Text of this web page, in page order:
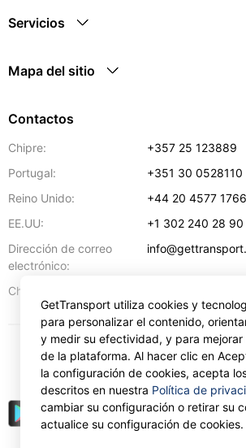
Servicios
Mapa del sitio
Contactos
Chipre:
+357 25 123889
Portugal:
+351 30 0528110
Reino Unido:
+44 20 4577 1766
EE.UU:
+1 302 240 28 90
Dirección de correo
electrónico:
Chipre:
EUR
GetTransport utiliza cookies y
para personalizar el contenido,
y medir su efectividad, y para mejorar
de la plataforma. Al hacer clic en
la configuración de cookies, acepta
descritos en nuestra Política de
cambiar su configuración o retirar su
actualice su configuración de cookies.